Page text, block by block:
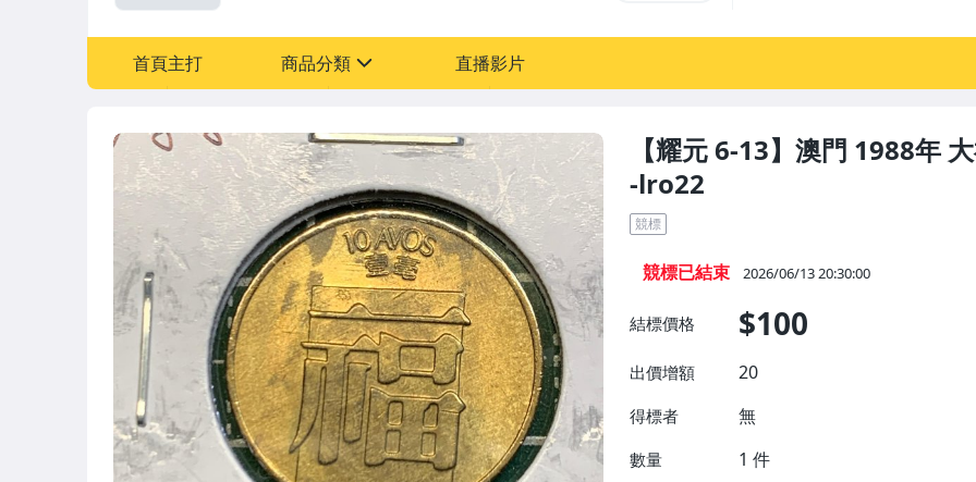
【耀元 6-13】澳門 1988年
-lro22
競標
競標已結束 2026/06/13 20:30:00
結標價格 $100
出價增額 20
得標者 無
數量 1 件
首頁主打 商品分類 直播影片